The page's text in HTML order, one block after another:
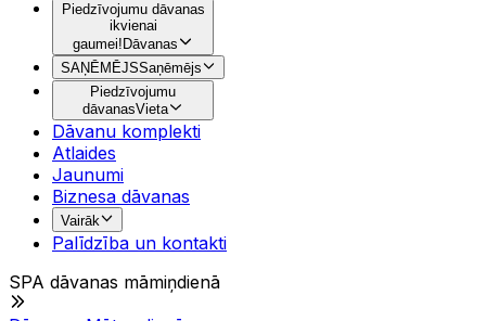
Piedzīvojumu dāvanas
ikvienai
gaumei!Dāvanas
SAŅĒMĒJSSaņēmējs
Piedzīvojumu
dāvanasVieta
Dāvanu komplekti
Atlaides
Jaunumi
Biznesa dāvanas
Vairāk
Palīdzība un kontakti
SPA dāvanas māmiņdienā